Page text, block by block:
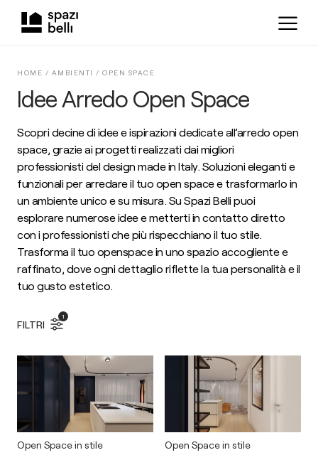
Idee Arredo Open Space
HOME / AMBIENTI / OPEN SPACE
Scopri decine di idee e ispirazioni dedicate all’arredo open
space, grazie ai progetti realizzati dai migliori
professionisti del design made in Italy. Soluzioni eleganti e
funzionali per arredare il tuo open space e trasformarlo in
un ambiente unico e su misura. Su Spazi Belli puoi
esplorare numerose idee e metterti in contatto diretto
con i professionisti che più rispecchiano il tuo stile.
Trasforma il tuo openspace in uno spazio accogliente e
raffinato, dove ogni dettaglio riflette la tua personalità e il
tuo gusto estetico.
FILTRI
1
Open Space in stile
Open Space in stile